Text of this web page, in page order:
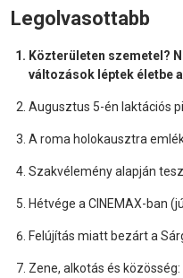
Legolvasottabb
Közterületen szemetel?
változások léptek életbe
Augusztus 5-én laktációs
A roma holokausztra
Szakvélemény alapján
Hétvége a CINEMAX-ban
Felújítás miatt bezárt a
Zene, alkotás és